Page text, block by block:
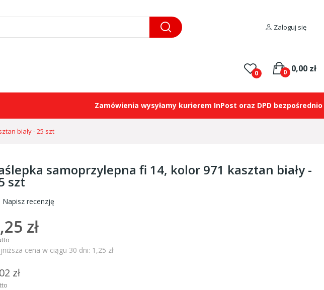
Zaloguj się
0 0,00 zł
0
Zamówienia wysyłamy kurierem InPost oraz DPD bezpośrednio na
biały - 25 szt
samoprzylepna fi 14, kolor 971 kasztan biały -
szt
Napisz recenzję
zł
cena w ciągu 30 dni: 1,25 zł
zł